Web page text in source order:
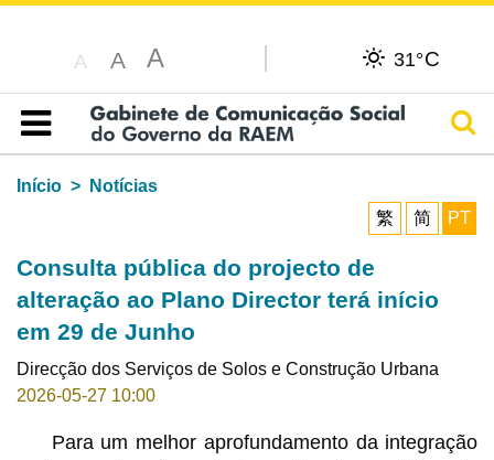
A A A 31°C
Índice
Início
Notícias
繁
简 PT
Consulta pública do projecto de
alteração ao Plano Director terá início
em 29 de Junho
Direcção dos Serviços de Solos e Construção Urbana
2026-05-27 10:00
Para um melhor aprofundamento da integração